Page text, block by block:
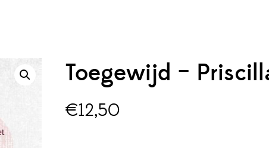
Toegewijd –
€12,50